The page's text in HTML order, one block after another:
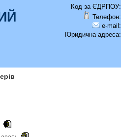
Код за ЄДРПОУ:
Телефон:
e-mail:
Юридична адреса: